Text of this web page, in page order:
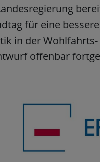
für eine
in der
offenbar